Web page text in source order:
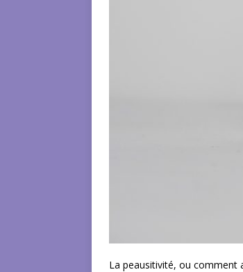
La peausitivité, ou comment